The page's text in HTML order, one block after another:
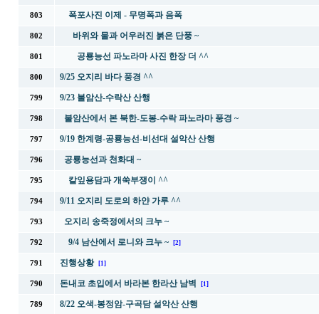
803 폭포사진 이제 - 무명폭과 음폭
802 바위와 물과 어우러진 붉은 단풍 ~
801 공룡능선 파노라마 사진 한장 더 ^^
800 9/25 오지리 바다 풍경 ^^
799 9/23 불암산-수락산 산행
798 불암산에서 본 북한-도봉-수락 파노라마 풍경 ~
797 9/19 한계령-공룡능선-비선대 설악산 산행
796 공룡능선과 천화대 ~
795 칼잎용담과 개쑥부쟁이 ^^
794 9/11 오지리 도로의 하얀 가루 ^^
793 오지리 송죽정에서의 크누 ~
792 9/4 남산에서 로니와 크누 ~ [2]
791 진행상황 [1]
790 돈내코 초입에서 바라본 한라산 남벽 [1]
789 8/22 오색-봉정암-구곡담 설악산 산행